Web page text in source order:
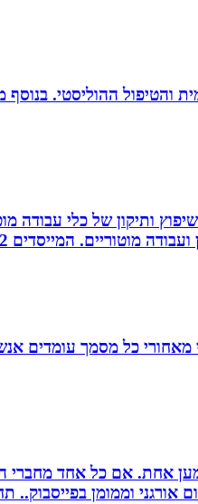
והטיפול ההוליסטי. בנוסף
שיפוץ ותיקון של כלי
המייסדים 42, כפר דניאל
מאחורי כל מסמך עומדים
אחת. אם כל אחד
וממומן בפייסבוק..